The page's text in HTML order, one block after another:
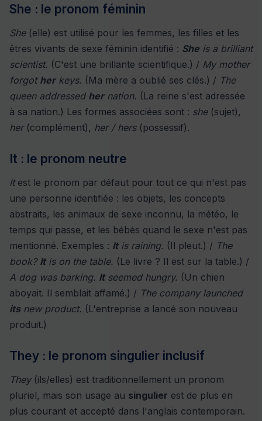
She : le pronom féminin
She(elle) est utilisé pour les femmes, les filles et les
êtres vivants de sexe féminin identifié : She is a brilliant
scientist. (C'est une brillante scientifique.) / My mother
forgot herkeys. (Ma mère a oublié ses clés.) / The
queen addressed hernation. (La reine s'est adressée
à sa nation.) Les formes associées sont : she(sujet),
her(complément), her / hers(possessif).
It : le pronom neutre
Itest le pronom par défaut pour tout ce qui n'est pas
une personne identifiée : les objets, les concepts
abstraits, les animaux de sexe inconnu, la météo, le
temps qui passe, et les bébés quand le sexe n'est pas
mentionné. Exemples : Itis raining. (Il pleut.) / The
book? Itis on the table. (Le livre ? Il est sur la table.) /
A dog was barking. Itseemed hungry. (Un chien
aboyait. Il semblait affamé.) / The company launched
itsnew product. (L'entreprise a lancé son nouveau
produit.)
They : le pronom singulier inclusif
They(ils/elles) est traditionnellement un pronom
pluriel, mais son usage au singulier est de plus en
plus courant et accepté dans l'anglais contemporain.